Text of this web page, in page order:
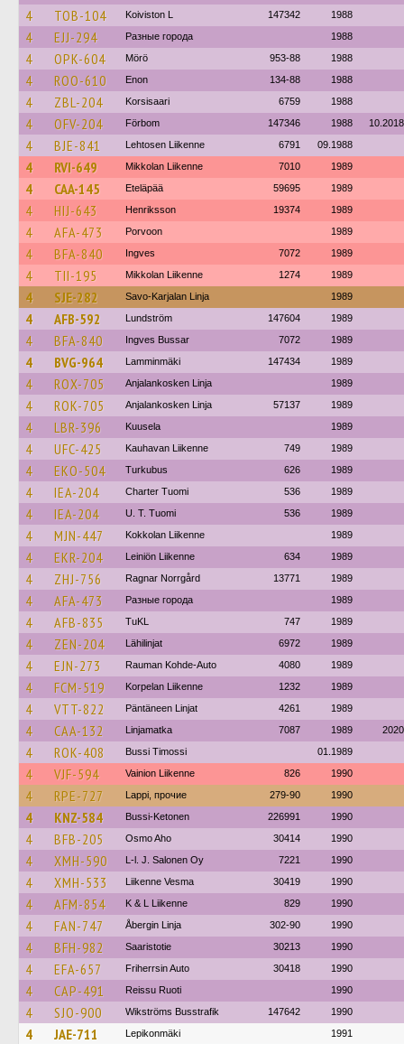
4
TOB-104 Koiviston L 147342 1988
4 EJJ-294 Разные города 1988
4 OPK-604 Mörö 953-88 1988
4 ROO-610 Enon 134-88 1988
4 ZBL-204 Korsisaari 6759 1988
4 OFV-204 Förbom 147346 1988 10.2018
4 BJE-841 Lehtosen Liikenne 6791 09.1988
4 RVI-649 Mikkolan Liikenne 7010 1989
4 CAA-145 Eteläpää 59695 1989
4 HIJ-643 Henriksson 19374 1989
4 AFA-473 Porvoon 1989
4 BFA-840 Ingves 7072 1989
4 TII-195 Mikkolan Liikenne 1274 1989
4 SJE-282 Savo-Karjalan Linja 1989
4 AFB-592 Lundström 147604 1989
4 BFA-840 Ingves Bussar 7072 1989
4 BVG-964 Lamminmäki 147434 1989
4 ROX-705 Anjalankosken Linja 1989
4 ROK-705 Anjalankosken Linja 57137 1989
4 LBR-396 Kuusela 1989
4 UFC-425 Kauhavan Liikenne 749 1989
4 EKO-504 Turkubus 626 1989
4 IEA-204 Charter Tuomi 536 1989
4 IEA-204 U. T. Tuomi 536 1989
4 MJN-447 Kokkolan Liikenne 1989
4 EKR-204 Leiniön Liikenne 634 1989
4 ZHJ-756 Ragnar Norrgård 13771 1989
4 AFA-473 Разные города 1989
4 AFB-835 TuKL 747 1989
4 ZEN-204 Lähilinjat 6972 1989
4 EJN-273 Rauman Kohde-Auto 4080 1989
4 FCM-519 Korpelan Liikenne 1232 1989
4 VTT-822 Päntäneen Linjat 4261 1989
4 CAA-132 Linjamatka 7087 1989 2020
4 ROK-408 Bussi Timossi 01.1989
4 VJF-594 Vainion Liikenne 826 1990
4 RPE-727 Lappi, прочие 279-90 1990
4 KNZ-584 Bussi-Ketonen 226991 1990
4 BFB-205 Osmo Aho 30414 1990
4 XMH-590 L-l. J. Salonen Oy 7221 1990
4 XMH-533 Liikenne Vesma 30419 1990
4 AFM-854 K & L Liikenne 829 1990
4 FAN-747 Åbergin Linja 302-90 1990
4 BFH-982 Saaristotie 30213 1990
4 EFA-657 Friherrsin Auto 30418 1990
4 CAP-491 Reissu Ruoti 1990
4 SJO-900 Wikströms Busstrafik 147642 1990
4 JAE-711 Lepikonmäki 1991